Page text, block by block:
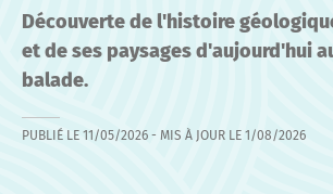
Découverte de l'histoire
et de ses paysages d'aujourd'hui
balade.
PUBLIÉ LE 11/05/2026 - MIS À JOUR LE 1/08/2026